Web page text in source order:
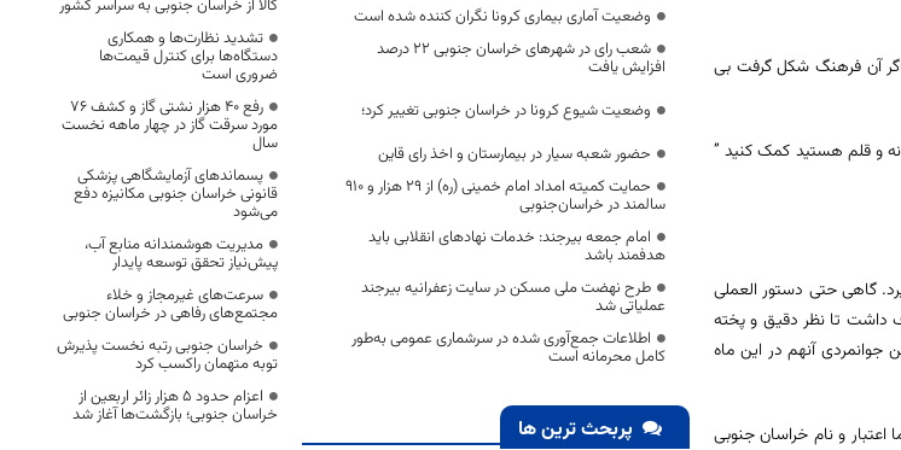
اگر آن فرهنگ شکل گرفت بی
و قلم هستید کمک کنید ”
گاهی حتی دستور العملی
داشت تا نظر دقیق و پخته
جوانمردی آنهم در این ماه
و نام خراسان جنوبی
وضعیت آماری بیماری کرونا نگران کننده شده است
شعب رای در شهرهای خراسان جنوبی ۲۲ درصد
افزایش یافت
وضعیت شیوع کرونا در خراسان جنوبی تغییر کرد؛
حضور شعبه سیار در بیمارستان و اخذ رای قاین
حمایت کمیته امداد امام خمینی (ره) از ۲۹ هزار و ۹۱۰
سالمند در خراسان‌جنوبی
امام جمعه بیرجند: خدمات نهادهای انقلابی باید
هدفمند باشد
طرح نهضت ملی مسکن در سایت زعفرانیه بیرجند
عملیاتی شد
اطلاعات جمع‌آوری شده در سرشماری عمومی به‌طور
کامل محرمانه است
پربحث ترین ها
کالا از خراسان جنوبی به سراسر کشور
تشدید نظارت‌ها و همکاری
دستگاه‌ها برای کنترل قیمت‌ها
ضروری است
رفع 40 هزار نشتی گاز و کشف 76
مورد سرقت گاز در چهار ماهه نخست
سال
پسماندهای آزمایشگاهی پزشکی
قانونی خراسان جنوبی مکانیزه دفع
می‌شود
مدیریت هوشمندانه منابع آب،
پیش‌نیاز تحقق توسعه پایدار
سرعت‌های غیرمجاز و خلاء
مجتمع‌های رفاهی در خراسان جنوبی
خراسان جنوبی رتبه نخست پذیرش
توبه متهمان راکسب کرد
اعزام حدود 5 هزار زائر اربعین از
خراسان جنوبی؛ بازگشت‌ها آغاز شد